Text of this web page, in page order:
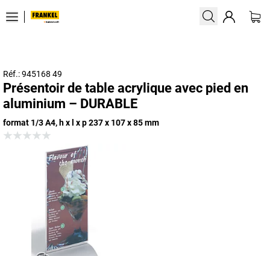
Réf.: 945168 49
Présentoir de table acrylique avec pied en
aluminium – DURABLE
format 1/3 A4, h x l x p 237 x 107 x 85 mm